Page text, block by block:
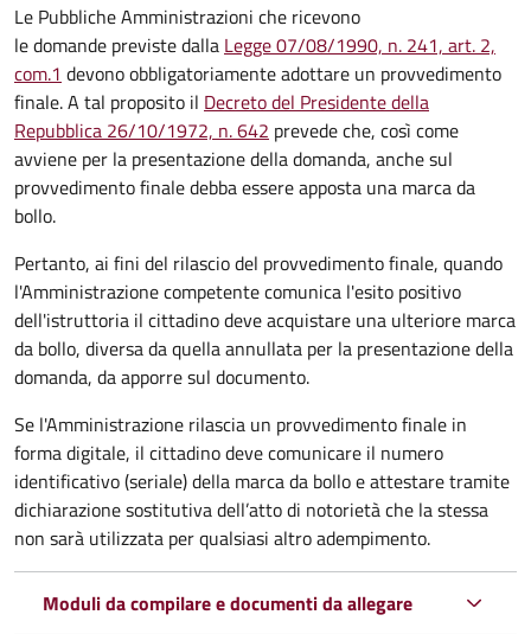
Le Pubbliche Amministrazioni che ricevono
le domande previste dalla Legge 07/08/1990, n. 241, art. 2,
com.1 devono obbligatoriamente adottare un provvedimento
finale. A tal proposito il Decreto del Presidente della
Repubblica 26/10/1972, n. 642 prevede che, così come
avviene per la presentazione della domanda, anche sul
provvedimento finale debba essere apposta una marca da
bollo.
Pertanto, ai fini del rilascio del provvedimento finale, quando
l'Amministrazione competente comunica l'esito positivo
dell'istruttoria il cittadino deve acquistare una ulteriore marca
da bollo, diversa da quella annullata per la presentazione della
domanda, da apporre sul documento.
Se l'Amministrazione rilascia un provvedimento finale in
forma digitale, il cittadino devecomunicare il numero
identificativo (seriale) della marca da bollo e attestare tramite
dichiarazione sostitutiva dell’atto di notorietà che la stessa
non sarà utilizzata per qualsiasi altro adempimento.
Moduli da compilare e documenti da allegare